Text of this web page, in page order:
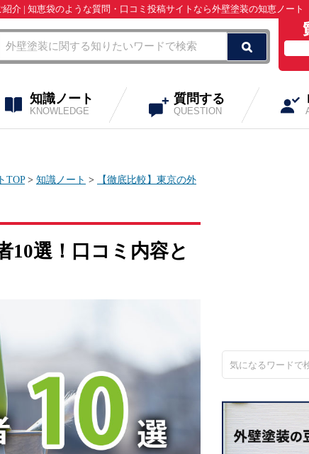
介 | 知恵袋のような質問・口コミ投稿サイトなら外壁塗装の知恵ノート
知識ノート
KNOWLEDGE
質問する
QUESTION
TOP> 知識ノート >
【徹底比較】東京の外
10選！口コミ内容と